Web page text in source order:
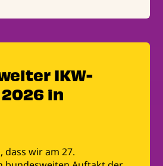
IKW-
in
dass wir am 27.